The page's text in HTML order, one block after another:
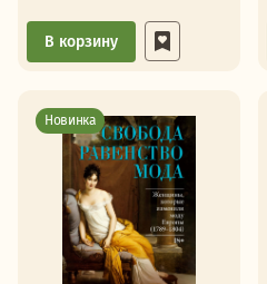
В корзину
Новинка